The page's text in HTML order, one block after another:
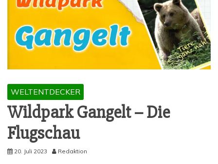
WELTENTDECKER
Wild­park Gan­gelt – Die
Flugschau
20. Juli 2023 Redaktion